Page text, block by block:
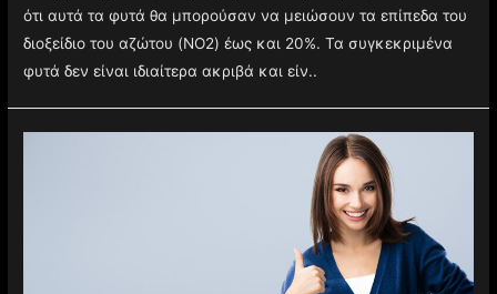
ότι αυτά τα φυτά θα μπορούσαν να μειώσουν τα επίπεδα του
διοξείδιο του αζώτου (NO2) έως και 20%. Τα συγκεκριμένα
φυτά δεν είναι ιδιαίτερα ακριβά και είν..